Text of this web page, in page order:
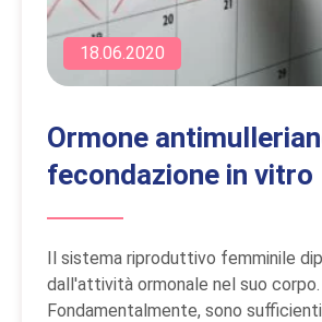
18.06.2020
Ormone
fecondazione in vitro
Il sistema riproduttivo femminile
dall'attività ormonale nel suo corpo.
Fondamentalmente, sono